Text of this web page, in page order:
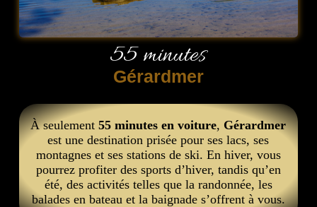
55 minutes
Gérardmer
À seulement55 minutes en voiture, Gérardmer
est une destination prisée pour ses lacs, ses
montagnes et ses stations de ski. En hiver, vous
pourrez profiter des sports d’hiver, tandis qu’en
été, des activités telles que la randonnée, les
balades en bateau et la baignade s’offrent à vous.